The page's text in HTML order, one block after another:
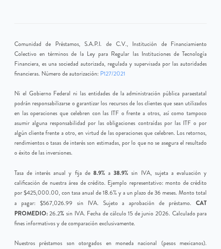
Comunidad de Préstamos, S.A.P.I. de C.V., Institución de Financiamiento
Colectivo en términos de la Ley para Regular las Instituciones de Tecnología
Financiera, es una sociedad autorizada, regulada y supervisada por las autoridades
financieras. Número de autorización: P127/2021
Ni el Gobierno Federal ni las entidades de la administración pública paraestatal
podrán responsabilizarse o garantizar los recursos de los clientes que sean utilizados
en las operaciones que celebren con las ITF o frente a otros, así como tampoco
asumir alguna responsabilidad por las obligaciones contraídas por las ITF o por
algún cliente frente a otro, en virtud de las operaciones que celebren. Los retornos,
rendimientos o tasas de interés son estimadas, por lo que no se asegura el resultado
o éxito de las inversiones.
Tasa de interés anual y fija de 8.9%a38.9% sin IVA, sujeta a evaluación y
calificación de nuestra área de crédito. Ejemplo representativo: monto de crédito
por $425,000.00, con tasa anual de 18.6% y a un plazo de 36 meses. Monto total
a pagar: $567,026.99 sin IVA. Sujeto a aprobación de préstamo.CAT
PROMEDIO:26.2% sin IVA. Fecha de cálculo 15 de junio 2026. Calculado para
fines informativos y de comparación exclusivamente.
Nuestros préstamos son otorgados en moneda nacional (pesos mexicanos).